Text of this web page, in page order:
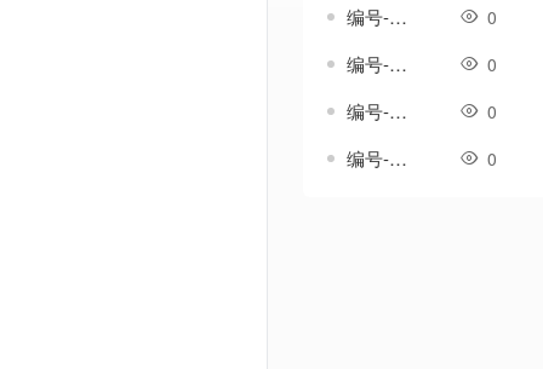
编号-雪澜套-传奇一体剑甲素材 0
编号-霄影套-传奇一体剑甲素材 0
编号-霞光温热套-传奇一体剑甲素材 0
编号-韵鸣套-传奇一体剑甲素材 0